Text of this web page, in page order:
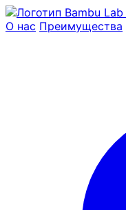
О нас Преимущества